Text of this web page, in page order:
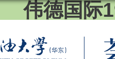
伟德国际